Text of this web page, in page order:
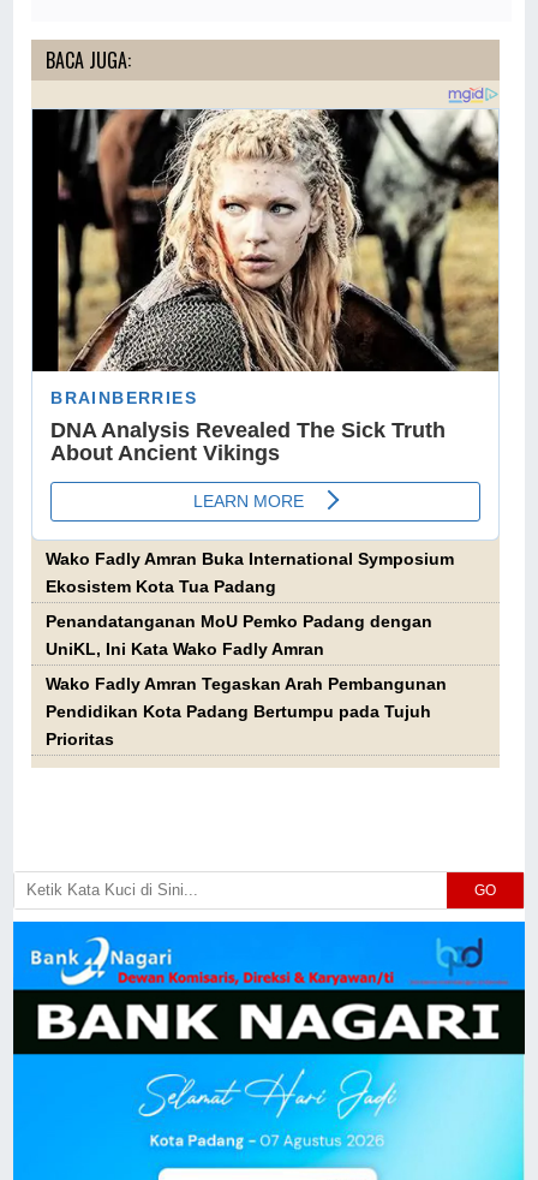
BACA JUGA:
Wako Fadly Amran Buka International Symposium
Ekosistem Kota Tua Padang
Penandatanganan MoU Pemko Padang dengan
UniKL, Ini Kata Wako Fadly Amran
Wako Fadly Amran Tegaskan Arah Pembangunan
Pendidikan Kota Padang Bertumpu pada Tujuh
Prioritas
GO